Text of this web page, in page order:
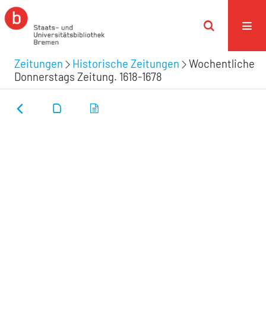
Zeitungen Historische Zeitungen
Wochentliche
Donnerstags Zeitung. 1618-1678